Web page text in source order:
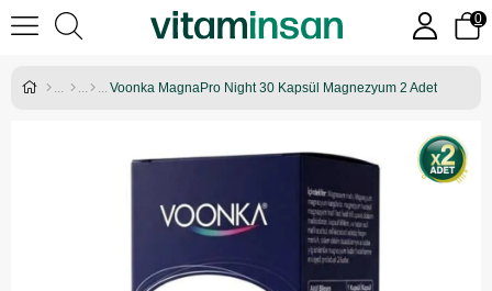
0
Voonka MagnaPro Night 30 Kapsül Magnezyum 2 Adet